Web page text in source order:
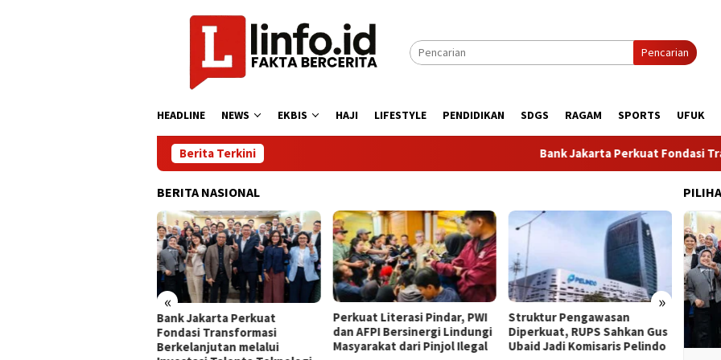
Pencarian
HEADLINE NEWS EKBIS HAJI LIFESTYLE PENDIDIKAN SDGS RAGAM SPORTS UFUK
Berita Terkini Bank Jakarta Perkuat Fondasi
BERITA NASIONAL
« »
Bank Jakarta Perkuat
Fondasi Transformasi
Berkelanjutan melalui
Perkuat Literasi Pindar, PWI
dan AFPI Bersinergi Lindungi
Masyarakat dari Pinjol Ilegal
​Struktur Pengawasan
Diperkuat, RUPS Sahkan Gus
Ubaid Jadi Komisaris Pelindo
Lewat